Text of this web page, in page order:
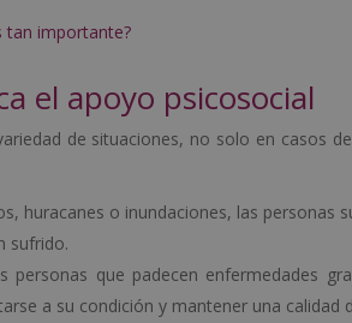
tan importante?
el apoyo psicosocial
de situaciones, no solo en casos
huracanes o inundaciones, las personas
sufrido.
personas que padecen enfermedades
a su condición y mantener una calidad